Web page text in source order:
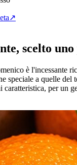
↗
scelto uno
è l'incessante
speciale a quelle del
caratteristica, per un